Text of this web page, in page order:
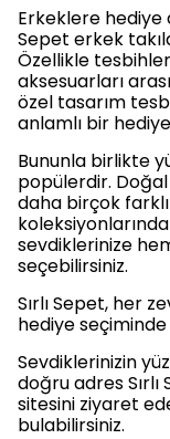
Erkeklere hediye
Sepet erkek
Özellikle
aksesuarları
özel tasarım
anlamlı bir
Bununla birlikte
popülerdir. Doğal
daha birçok farklı
sevdiklerinize
seçebilirsiniz.
Sırlı Sepet, her
hediye seçiminde
Sevdiklerinizin
doğru adres Sırlı
sitesini ziyaret
bulabilirsiniz.